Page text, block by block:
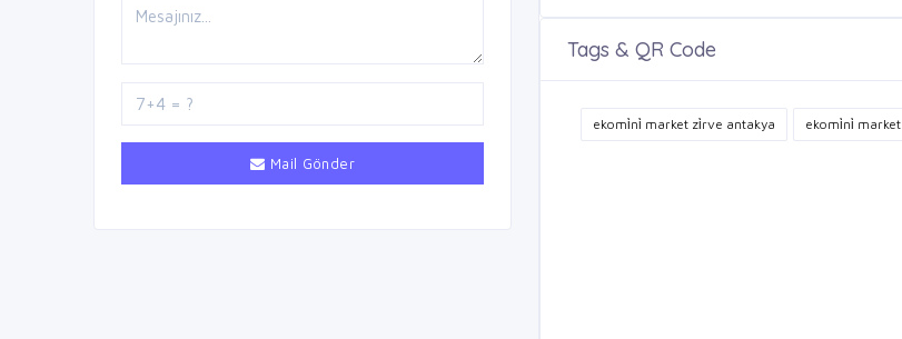
Mail Gönder
Tags & QR Code
ekomi̇ni̇ market zi̇rve antakya ekomi̇ni̇ market